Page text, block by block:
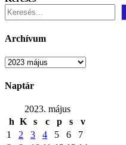
Archívum
Archívum
Naptár
2023. május
h K s c p s
v
1
2 3 4 5 6
7